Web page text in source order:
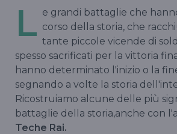
L e grandi battaglie che
corso della storia, che
tante piccole vicende di
spesso sacrificati per la vittoria
hanno determinato l'inizio o la
segnando a volte la storia
Ricostruiamo alcune delle più
battaglie della storia,anche con
Teche Rai.